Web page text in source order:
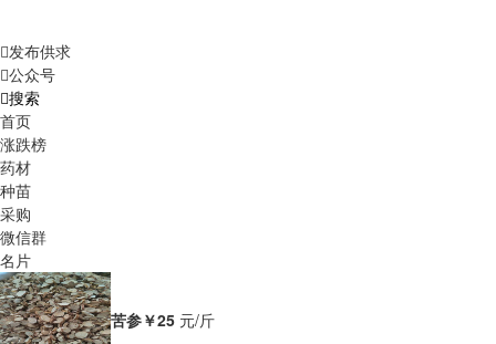
发布供求
公众号
搜索
首页
涨跌榜
药材
种苗
采购
微信群
名片
苦参￥25 元/斤